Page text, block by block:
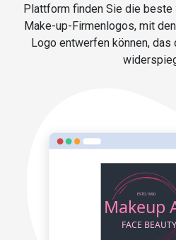
Plattform finden Sie die beste
Make-up-Firmenlogos, mit
Logo entwerfen können,